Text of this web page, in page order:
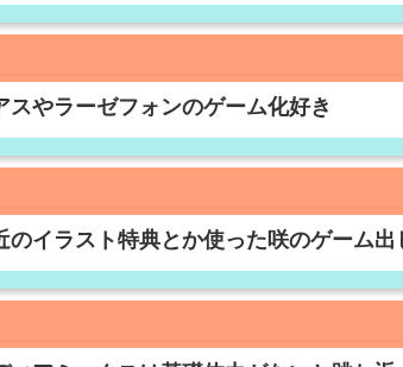
スやラーゼフォンのゲーム化好き
のイラスト特典とか使った咲のゲーム出